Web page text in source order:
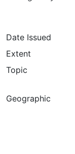
Date Issued
Extent
Topic
Geographic